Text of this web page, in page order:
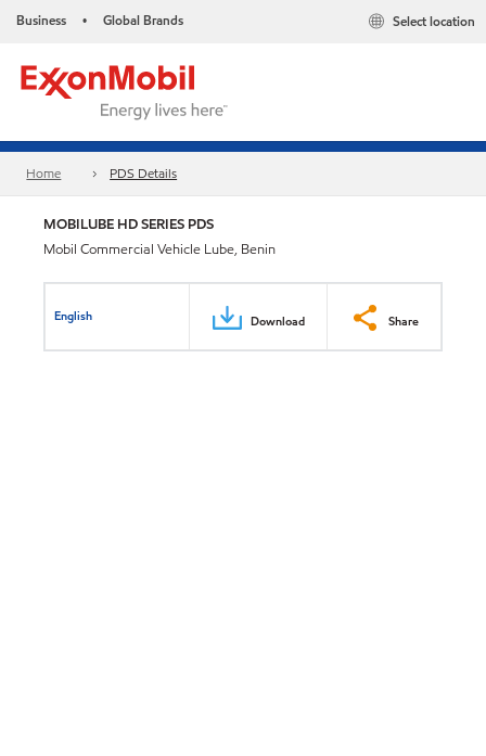
Business • Global Brands Select location
Home PDS Details
MOBILUBE HD SERIES PDS
Mobil Commercial Vehicle Lube, Benin
English Download Share